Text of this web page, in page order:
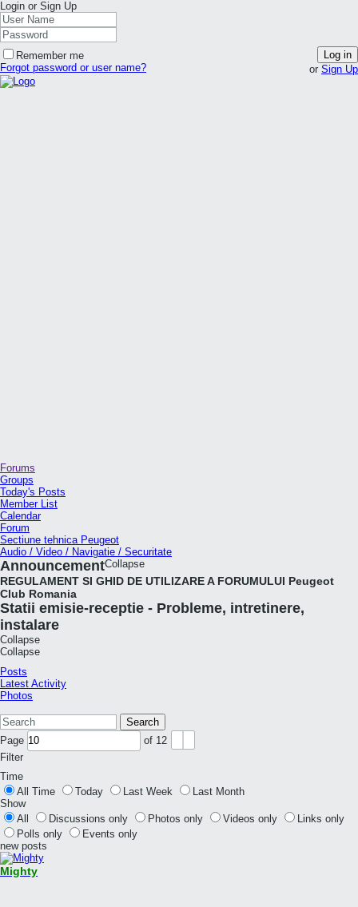
Login or Sign Up
Remember me
Log in
Forgot password or user name?
or Sign Up
Forums
Groups
Today's Posts
Member List
Calendar
Forum
Sectiune tehnica Peugeot
Audio / Video / Navigatie / Securitate
AnnouncementCollapse
REGULAMENT SI GHID DE UTILIZARE A FORUMULUI Peugeot
Club Romania
Statii emisie-receptie - Probleme, intretinere,
instalare
Collapse
Collapse
Posts
Latest Activity
Photos
Search
Page
of 12
Filter
Time
All Time
Today Last Week
Last Month
Show
All
Discussions only Photos only Videos only
Links only
Polls only
Events only
new posts
Mighty